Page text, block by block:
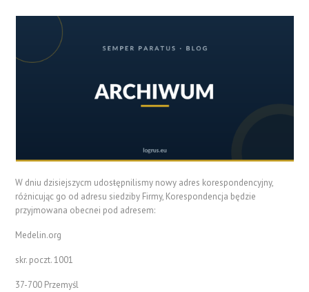
W dniu dzisiejszycm udosŧępnilismy nowy adres korespondencyjny,
różnicując go od adresu siedziby Firmy, Korespondencja będzie
przyjmowana obecnei pod adresem:
Medelin.org
skr. poczt. 1001
37-700 Przemyśl